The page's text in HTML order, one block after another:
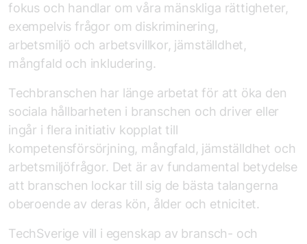
fokus och handlar om våra mänskliga rättigheter,
exempelvis frågor om diskriminering,
arbetsmiljö och arbetsvillkor, jämställdhet,
mångfald och inkludering.
Tech­branschen har länge arbetat för att öka den
sociala hållbarheten i branschen och driver eller
ingår i flera initiativ kopplat till
kompetensförsörjning, mångfald, jämställdhet och
arbetsmiljöfrågor. Det är av fundamental betydelse
att branschen lockar till sig de bästa talangerna
oberoende av deras kön, ålder och etnicitet.
TechSverige vill i egenskap av bransch- och